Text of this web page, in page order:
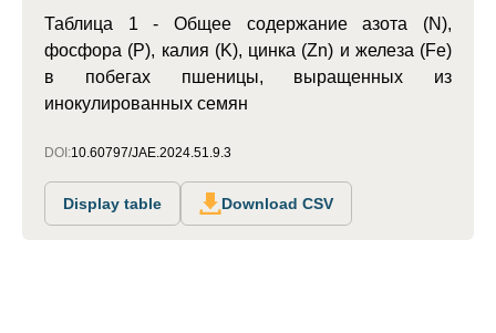
Таблица 1 - Общее содержание азота (N),
фосфора (P), калия (K), цинка (Zn) и железа (Fe)
в побегах пшеницы, выращенных из
инокулированных семян
DOI:10.60797/JAE.2024.51.9.3
Display table Download CSV